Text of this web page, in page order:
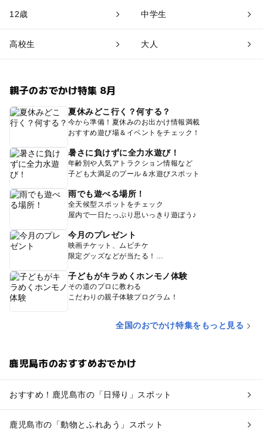
12歳 中学生
高校生 大人
親子のおでかけ特集 8月
夏休みどこ行く？何する？
今から準備！夏休みのお出かけ情報満載
おすすめ遊び場＆イベントをチェック！
暑さに負けずに全力水遊び！
年齢別や人気アトラクション情報など
子ども大満足のプール＆水遊びスポット
雨でも遊べる場所！
全天候型スポットをチェック
屋内で一日たっぷり思いっきり遊ぼう♪
今月のプレゼント
映画チケット、ムビチケ
限定グッズなどが当たる！
子どもがキラめくホンモノ体験
その道のプロに教わる
こだわりの親子体験プログラム！
全国のおでかけ特集をもっと見る
鹿児島市のおすすめおでかけ
おすすめ！鹿児島市の「日帰り」スポット
鹿児島市の「動物とふれあう」スポット